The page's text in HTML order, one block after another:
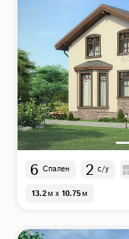
6 Спален 2 с/у
13.2м x 10.75м